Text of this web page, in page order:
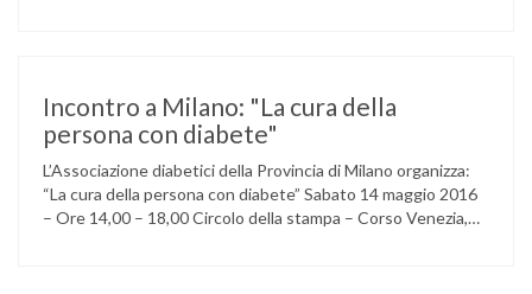
Incontro a Milano: "La cura della
persona con diabete"
L’Associazione diabetici della Provincia di Milano organizza:
“La cura della persona con diabete” Sabato 14 maggio 2016
– Ore 14,00 – 18,00 Circolo della stampa – Corso Venezia,